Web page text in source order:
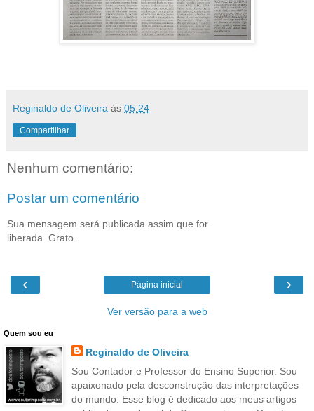
Reginaldo de Oliveira às 05:24
Compartilhar
Nenhum comentário:
Postar um comentário
Sua mensagem será publicada assim que for
liberada. Grato.
‹ ›
Página inicial
Ver versão para a web
Quem sou eu
Reginaldo de Oliveira
Sou Contador e Professor do Ensino Superior. Sou
apaixonado pela desconstrução das interpretações
do mundo. Esse blog é dedicado aos meus artigos